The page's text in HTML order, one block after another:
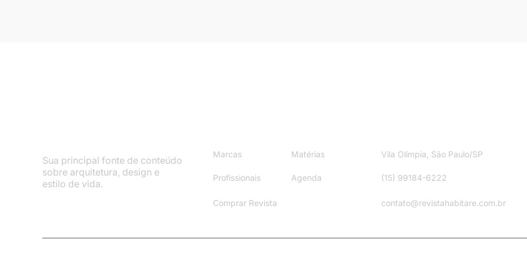
Sua principal fonte de conteúdo
sobre arquitetura, design e
estilo de vida.
Marcas
Profissionais
Matérias
Agenda
Comprar Revista
Vila Olímpia, São Paulo/SP
(15) 99184-6222
contato@revistahabitare.com.br